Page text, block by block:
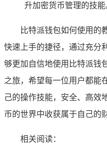
升加密货币管理的技能
比特派钱包如何使用的
快速上手的捷径，通过充分
够更加自信地使用比特派钱
之旅，希望每一位用户都能
己的操作技能，安全、高效
币的世界中收获属于自己的
相关阅读：